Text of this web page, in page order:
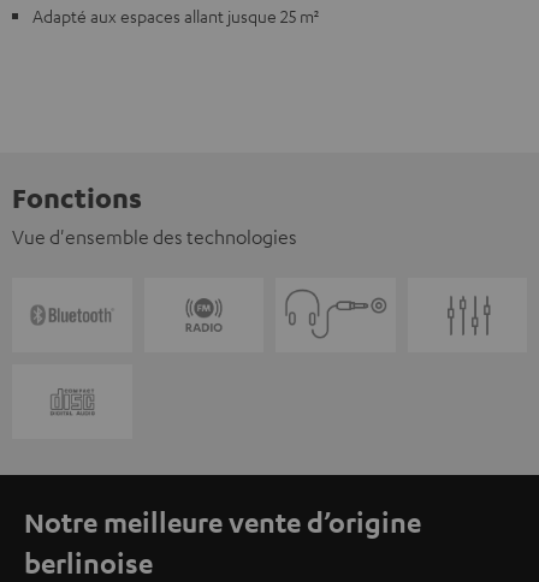
Adapté aux espaces allant jusque 25 m²
Fonctions
Vue d'ensemble des technologies
Notre meilleure vente d’origine
berlinoise